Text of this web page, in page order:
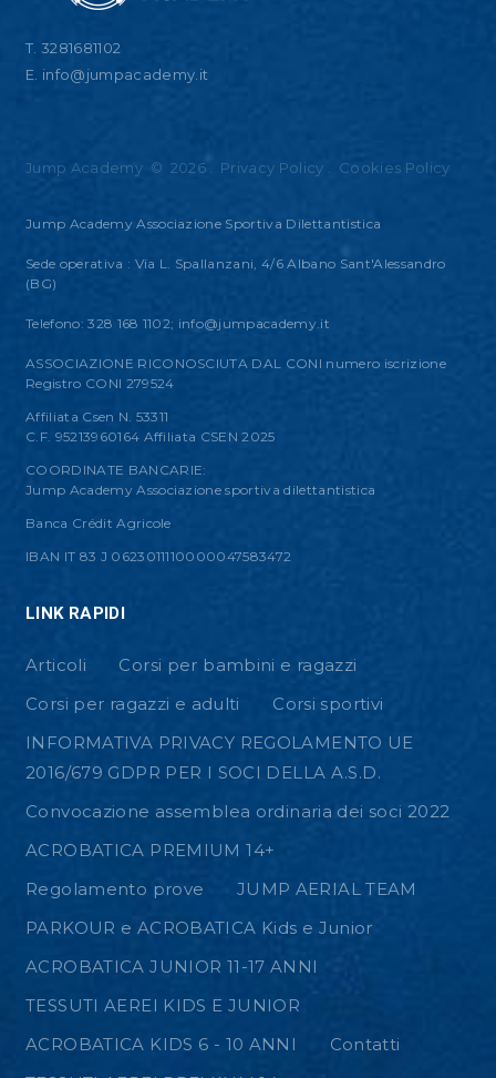
T. 3281681102
E. info@jumpacademy.it
Jump Academy © 2026 Privacy Policy Cookies Policy
Jump Academy Associazione Sportiva Dilettantistica
Sede operativa : Via L. Spallanzani, 4/6 Albano Sant'Alessandro
(BG)
Telefono: 328 168 1102; info@jumpacademy.it
ASSOCIAZIONE RICONOSCIUTA DAL CONI numero iscrizione
Registro CONI 279524
Affiliata Csen N. 53311
C.F. 95213960164 Affiliata CSEN 2025
COORDINATE BANCARIE:
Jump Academy Associazione sportiva dilettantistica
Banca Crédit Agricole
IBAN IT 83 J 0623011110000047583472
LINK RAPIDI
Articoli
Corsi per bambini e ragazzi
Corsi per ragazzi e adulti
Corsi sportivi
INFORMATIVA PRIVACY REGOLAMENTO UE
2016/679 GDPR PER I SOCI DELLA A.S.D.
Convocazione assemblea ordinaria dei soci 2022
ACROBATICA PREMIUM 14+
Regolamento prove
JUMP AERIAL TEAM
PARKOUR e ACROBATICA Kids e Junior
ACROBATICA JUNIOR 11-17 ANNI
TESSUTI AEREI KIDS E JUNIOR
ACROBATICA KIDS 6 - 10 ANNI
Contatti